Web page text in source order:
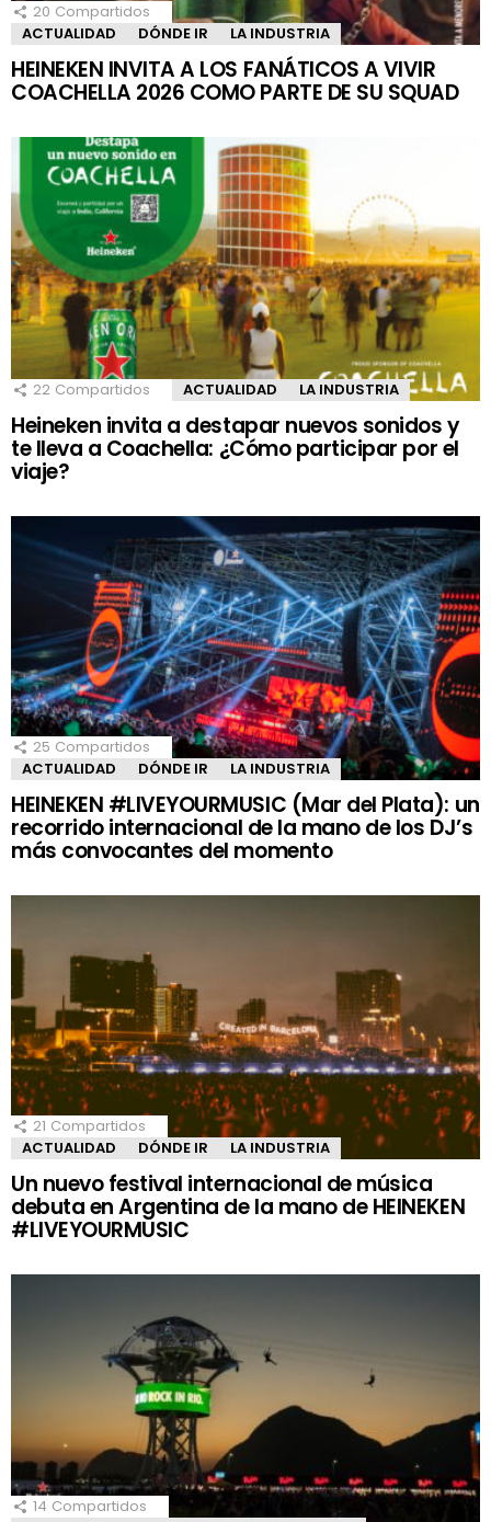
20 Compartidos
ACTUALIDAD
DÓNDE IR LA INDUSTRIA
HEINEKEN INVITA A LOS FANÁTICOS A VIVIR
COACHELLA 2026 COMO PARTE DE SU SQUAD
22 Compartidos ACTUALIDAD LA INDUSTRIA
Heineken invita a destapar nuevos sonidos y
te lleva a Coachella: ¿Cómo participar por el
viaje?
25 Compartidos
ACTUALIDAD
DÓNDE IR LA INDUSTRIA
HEINEKEN #LIVEYOURMUSIC (Mar del Plata): un
recorrido internacional de la mano de los DJ’s
más convocantes del momento
21 Compartidos
ACTUALIDAD
DÓNDE IR LA INDUSTRIA
Un nuevo festival internacional de música
debuta en Argentina de la mano de HEINEKEN
#LIVEYOURMUSIC
14 Compartidos